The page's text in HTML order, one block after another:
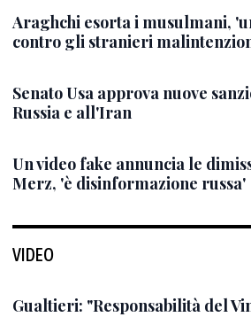
Araghchi esorta i musulmani,
contro gli stranieri
Senato Usa approva nuove
Russia e all'Iran
Un video fake annuncia le
Merz, 'è disinformazione russa'
VIDEO
Gualtieri: "Responsabilità del